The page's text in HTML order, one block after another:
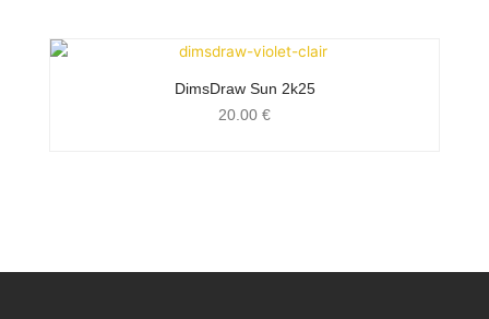
DimsDraw Sun 2k25
20.00 €